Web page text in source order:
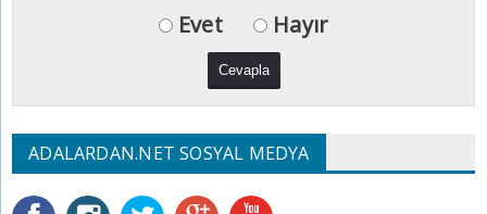
Evet Hayır
ADALARDAN.NET SOSYAL MEDYA